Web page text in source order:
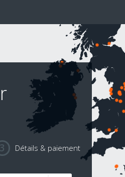
Détails & paiement